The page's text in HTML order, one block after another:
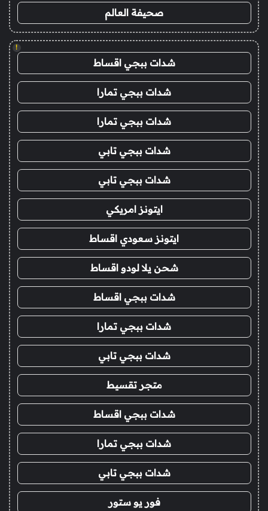
صحيفة العالم
!
شدات ببجي اقساط
شدات ببجي تمارا
شدات ببجي تمارا
شدات ببجي تابي
شدات ببجي تابي
ايتونز امريكي
ايتونز سعودي اقساط
شحن يلا لودو اقساط
شدات ببجي اقساط
شدات ببجي تمارا
شدات ببجي تابي
متجر تقسيط
شدات ببجي اقساط
شدات ببجي تمارا
شدات ببجي تابي
فور يو ستور